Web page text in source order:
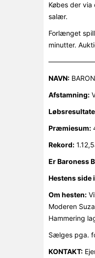
Købes der via
salær.
Forlænget
minutter.
NAVN:
Afstamning:
Præmiesum:
Rekord:
Er Baroness
Hestens side
Om hesten:
Moderen
Hammering
Sælges pga.
KONTAKT: